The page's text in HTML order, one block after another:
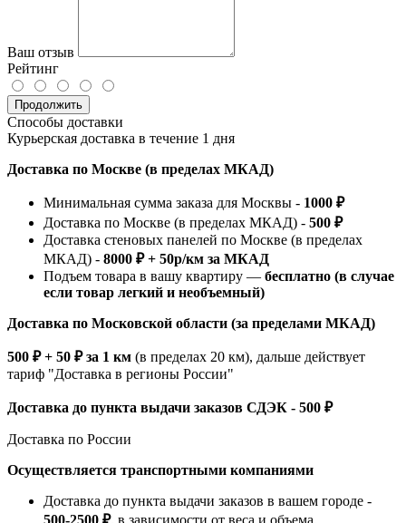
Ваш отзыв
Рейтинг
Продолжить
Способы доставки
Курьерская доставка в течение 1 дня
Доставка по Москве (в пределах МКАД)
Минимальная сумма заказа для Москвы - 1000 ₽
Доставка по Москве (в пределах МКАД) - 500 ₽
Доставка стеновых панелей по Москве (в пределах
МКАД) - 8000 ₽ + 50р/км за МКАД
Подъем товара в вашу квартиру — бесплатно (в случае
если товар легкий и необъемный)
Доставка по Московской области (за пределами МКАД)
500 ₽ + 50 ₽ за 1 км (в пределах 20 км), дальше действует
тариф "Доставка в регионы России"
Доставка до пункта выдачи заказов СДЭК - 500 ₽
Доставка по России
Осуществляется транспортными компаниями
Доставка до пункта выдачи заказов в вашем городе -
500-2500 ₽, в зависимости от веса и объема.